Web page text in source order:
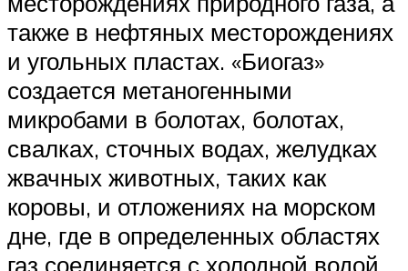
также в нефтяных месторождениях
и угольных пластах. «Биогаз»
создается метаногенными
микробами в болотах, болотах,
свалках, сточных водах, желудках
жвачных животных, таких как
коровы, и отложениях на морском
дне, где в определенных областях
газ соединяется с холодной водой